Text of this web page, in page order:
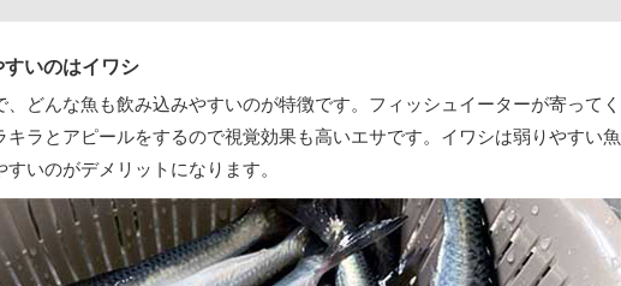
いのはイワシ
どんな魚も飲み込みやすいのが特徴です。フィッシュイーターが寄ってく
キラとアピールをするので視覚効果も高いエサです。イワシは弱りやすい魚
いのがデメリットになります。